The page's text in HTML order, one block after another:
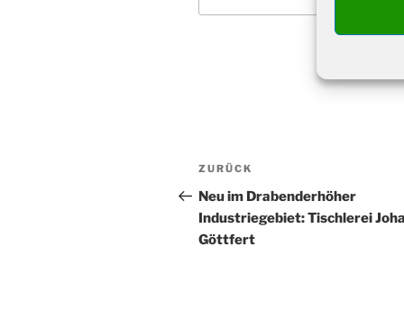
Beitragsnavigation
Vorheriger
Beitrag
ZURÜCK
Neu im Drabenderhöher
Industriegebiet: Tischlerei
Göttfert